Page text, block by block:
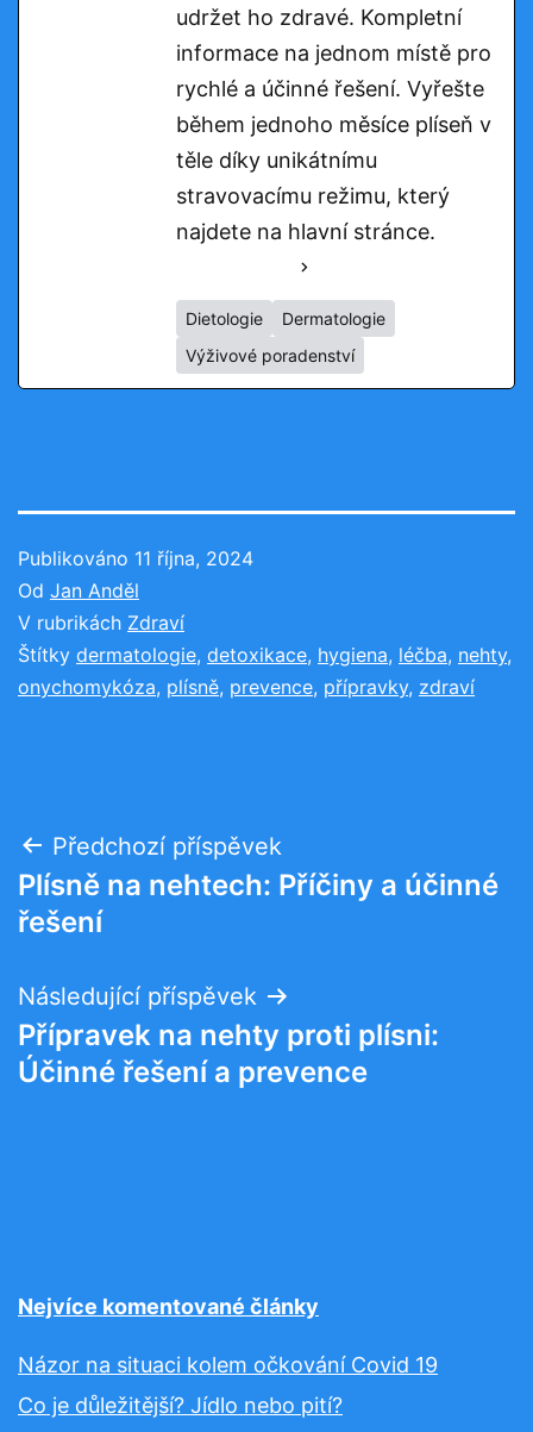
udržet ho zdravé. Kompletní
informace na jednom místě pro
rychlé a účinné řešení. Vyřešte
během jednoho měsíce plíseň v
těle díky unikátnímu
stravovacímu režimu, který
najdete na hlavní stránce.
Dietologie
Dermatologie
Výživové poradenství
Publikováno 11 října, 2024
Od Jan Anděl
V rubrikách Zdraví
Štítky dermatologie, detoxikace, hygiena, léčba, nehty,
onychomykóza, plísně, prevence, přípravky, zdraví
Navigace
pro
Předchozí příspěvek
Plísně na nehtech: Příčiny a účinné
řešení
Následující příspěvek
Přípravek na nehty proti plísni:
Účinné řešení a prevence
Nejvíce komentované články
Názor na situaci kolem očkování Covid 19
Co je důležitější? Jídlo nebo pití?